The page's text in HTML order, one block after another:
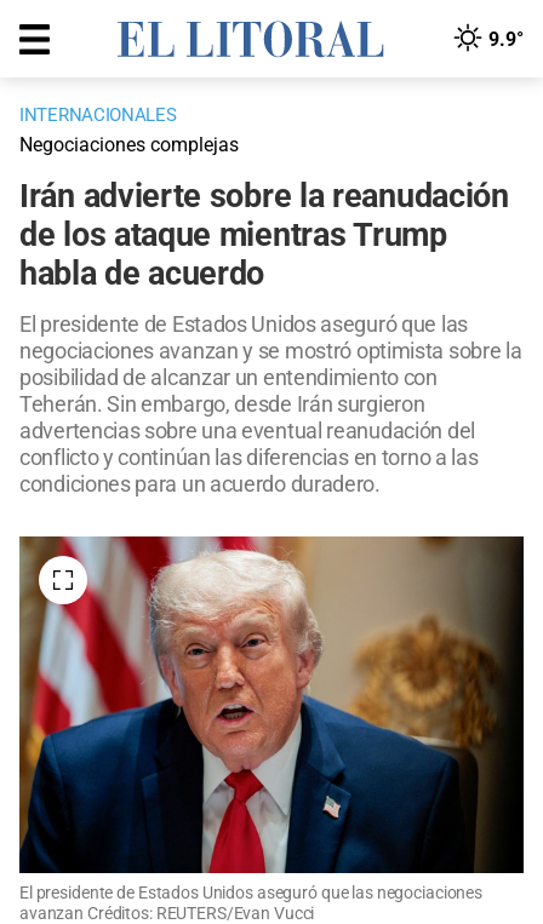
9.9°
INTERNACIONALES
Negociaciones complejas
Irán advierte sobre la reanudación
de los ataque mientras Trump
habla de acuerdo
El presidente de Estados Unidos aseguró que las
negociaciones avanzan y se mostró optimista sobre la
posibilidad de alcanzar un entendimiento con
Teherán. Sin embargo, desde Irán surgieron
advertencias sobre una eventual reanudación del
conflicto y continúan las diferencias en torno a las
condiciones para un acuerdo duradero.
El presidente de Estados Unidos aseguró que las negociaciones
avanzan Créditos: REUTERS/Evan Vucci